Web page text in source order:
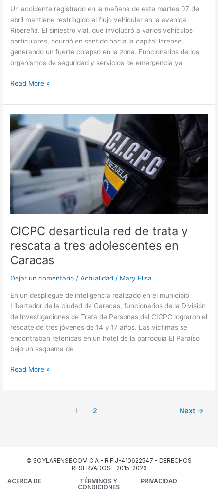
Un accidente registrado en la mañana de este martes 07 de
abril mantiene restringido el flujo vehicular en la avenida
Ribereña. El siniestro vial, que involucró a varios vehículos
particulares, ocurrió en sentido hacia la capital larense,
generando un fuerte colapso en la zona. Funcionarios de los
organismos de seguridad y servicios de emergencia ya
Read More »
CICPC desarticula red de trata y
rescata a tres adolescentes en
Caracas
Dejar un comentario /Actualidad / Mary Elisa
En un despliegue de inteligencia realizado en el municipio
Libertador de la ciudad de Caracas, funcionarios de la División
de Investigaciones de Trata de Personas del CICPC lograron el
rescate de tres jóvenes de 14 y 17 años. Las víctimas se
encontraban retenidas en un hotel de la parroquia El Paraíso
bajo un esquema de
CICPC
desarticula
trata
y
rescata
tres
adolescentes
en
Caracas
Read More »
1 2 Next →
© SOYLARENSE.COM C.A - RIF J-410622547 - DERECHOS
RESERVADOS - 2015-2026
ACERCA DE
TÉRMINOS Y
CONDICIONES
PRIVACIDAD